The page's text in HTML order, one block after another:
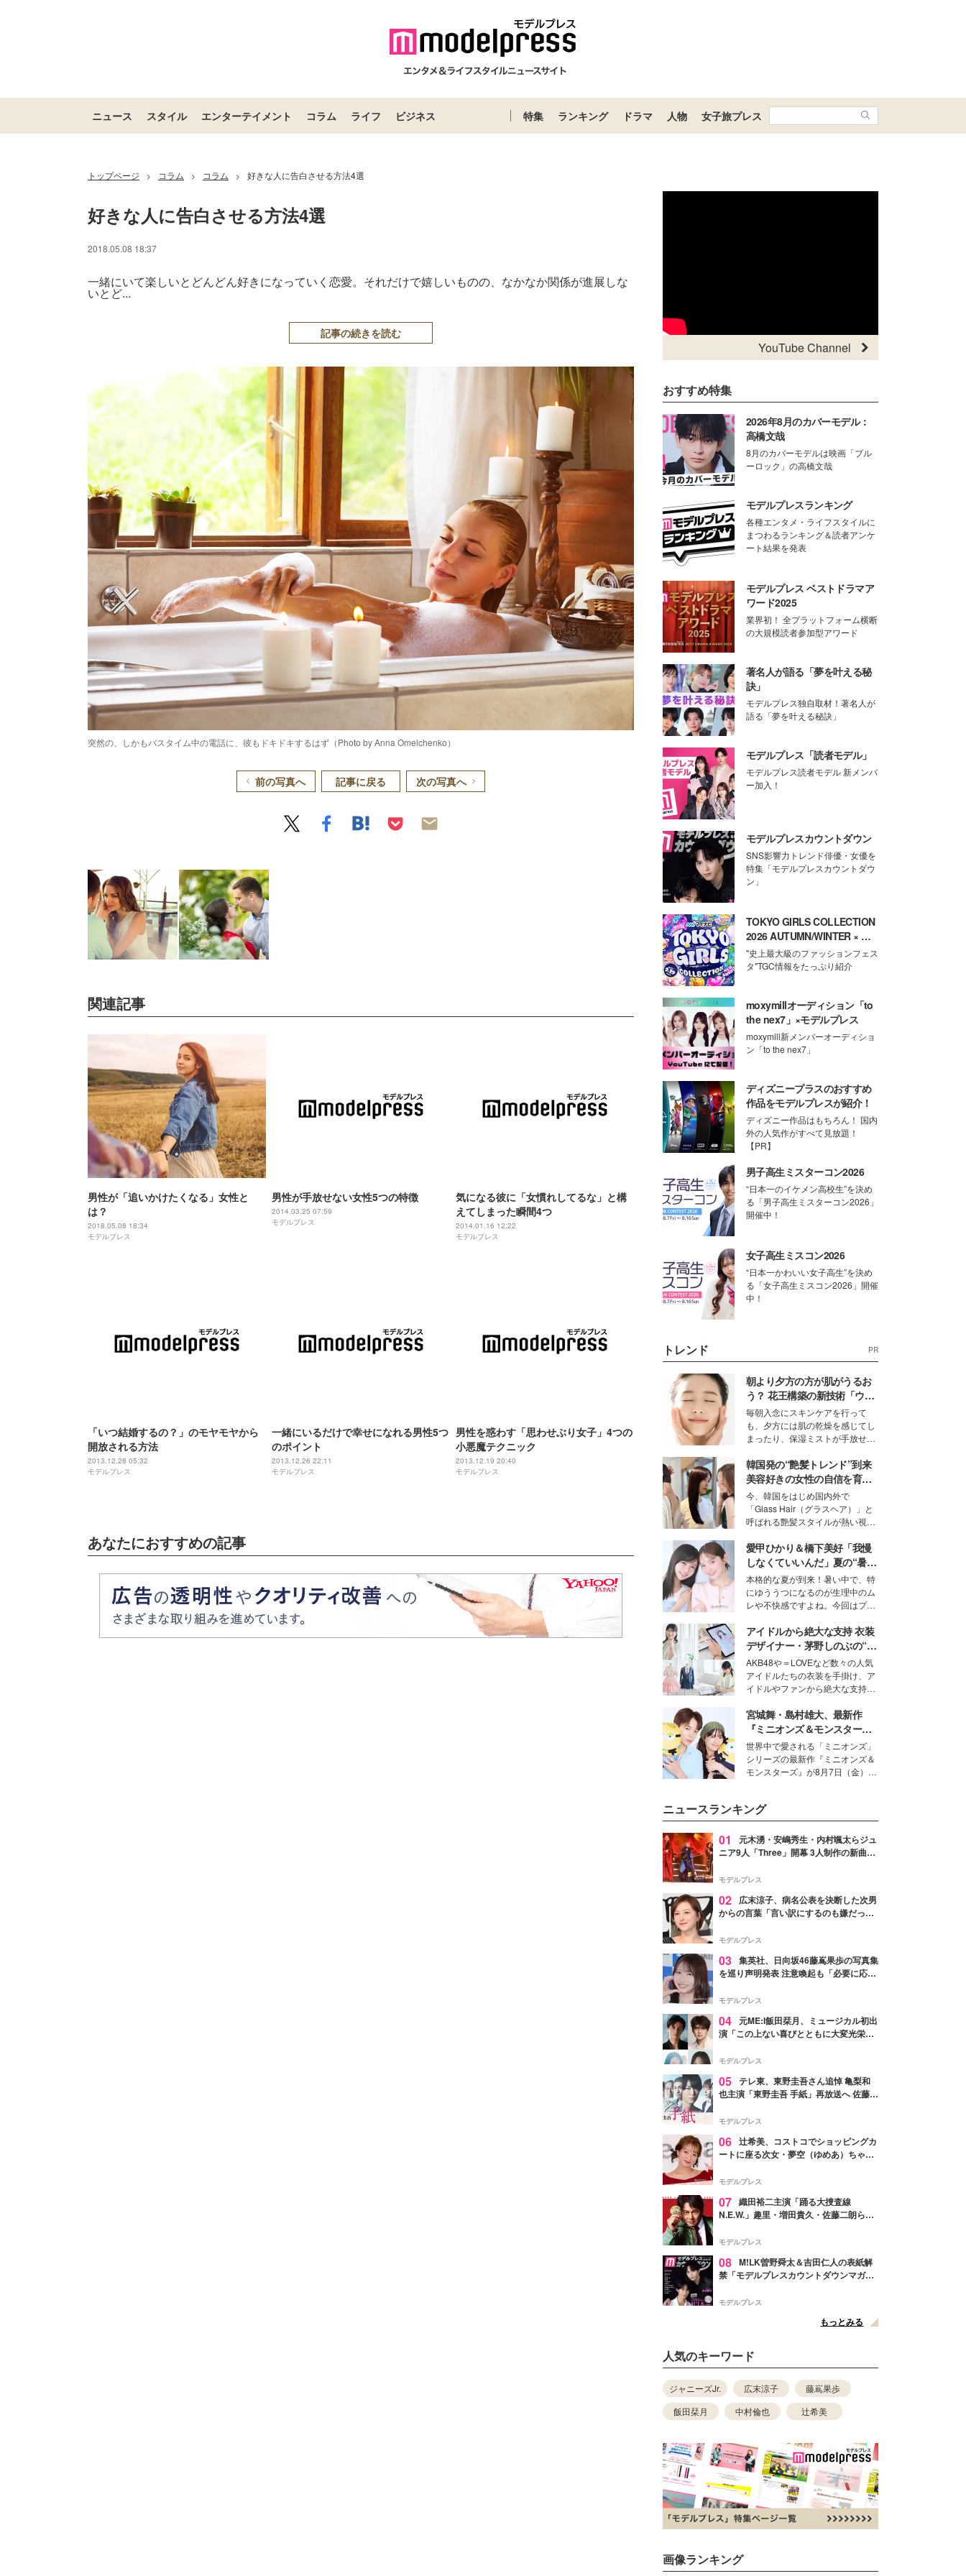
ニュース スタイル エンターテイメント コラム ライフ ビジネス 特集 ランキング ドラマ 人物 女子旅プレス
トップページ > コラム > コラム > 好きな人に告白させる方法4選
好きな人に告白させる方法4選
2018.05.08 18:37
一緒にいて楽しいとどんどん好きになっていく恋愛。それだけで嬉しいものの、なかなか関係が進展しな
いとど...
記事の続きを読む
突然の、しかもバスタイム中の電話に、彼もドキドキするはず（Photo by Anna Omelchenko）
前の写真へ 記事に戻る 次の写真へ
関連記事
男性が「追いかけたくなる」女性と
は？
2018.05.08 18:34
モデルプレス
男性が手放せない女性5つの特徴
2014.03.25 07:59
モデルプレス
気になる彼に「女慣れしてるな」と構
えてしまった瞬間4つ
2014.01.16 12:22
モデルプレス
「いつ結婚するの？」のモヤモヤから
開放される方法
2013.12.28 05:32
モデルプレス
一緒にいるだけで幸せになれる男性5つ
のポイント
2013.12.26 22:11
モデルプレス
男性を惑わす「思わせぶり女子」4つの
小悪魔テクニック
2013.12.19 20:40
モデルプレス
あなたにおすすめの記事
YouTube Channel
おすすめ特集
2026年8月のカバーモデル：
高橋文哉
8月のカバーモデルは映画「ブル
ーロック」の高橋文哉
モデルプレスランキング
各種エンタメ・ライフスタイルに
まつわるランキング＆読者アンケ
ート結果を発表
モデルプレス ベストドラマア
ワード2025
業界初！ 全プラットフォーム横断
の大規模読者参加型アワード
著名人が語る「夢を叶える秘
訣」
モデルプレス独自取材！著名人が
語る「夢を叶える秘訣」
モデルプレス「読者モデル」
モデルプレス読者モデル 新メンバ
ー加入！
モデルプレスカウントダウン
SNS影響力トレンド俳優・女優を
特集「モデルプレスカウントダウ
ン」
TOKYO GIRLS COLLECTION
2026 AUTUMN/WINTER × モ
デルプレス
"史上最大級のファッションフェス
タ"TGC情報をたっぷり紹介
moxymillオーディション「to
the nex7」×モデルプレス
moxymill新メンバーオーディショ
ン「to the nex7」
ディズニープラスのおすすめ
作品をモデルプレスが紹介！
ディズニー作品はもちろん！ 国内
外の人気作がすべて見放題！
【PR】
男子高生ミスターコン2026
“日本一のイケメン高校生”を決め
る「男子高生ミスターコン2026」
開催中！
女子高生ミスコン2026
“日本一かわいい女子高生”を決め
る「女子高生ミスコン2026」開催
中！
トレンド PR
朝より夕方の方が肌がうるお
う？ 花王構築の新技術「ウォ
ーターキャプチャリングスキ
ン（捕水肌）」がスキンケア
の常識を変える予感
毎朝入念にスキンケアを行って
も、夕方には肌の乾燥を感じてし
まったり、保湿ミストが手放せな
な美容の常識を大きく変える可能
性を秘めた、革新的な「Water
Capturing Skin（ウォーターキャ
プチャリングスキン：捕水肌）」
技術を、花王が構築した。
韓国発の“艶髪トレンド”到来
美容好きの女性の自信を育む
「ヘアケア事情」って？
今、韓国をはじめ国内外で
「Glass Hair（グラスヘア）」と
呼ばれる艶髪スタイルが熱い視線
ションの完成度を高めるベースと
して、“髪そのものの美しさ”に改
めて注目する人が増えている様
子。今回は、そんな憧れの艶やか
な髪を日常で叶える、美容好きの
女性たちのヘアケア事情を紹介し
ます。
愛甲ひかり＆橋下美好「我慢
しなくていいんだ」夏の“暑さ
対策”の新しい選択肢とは？
本格的な夏が到来！暑い中で、特
にゆううつになるのが生理中のム
レや不快感ですよね。今回はプラ
モデル・愛甲ひかりさんと橋下美
好さんを迎えて本音で女子会トー
ク。猛暑のお出かけを快適に過ご
すヒントや、2人が感動した夏の
生理の新常識にも迫りました。
アイドルから絶大な支持 衣装
デザイナー・茅野しのぶの“可
愛い”を作る美学＜「シチズン
クロスシー」インタビュー＞
AKB48や＝LOVEなど数々の人気
アイドルたちの衣装を手掛け、ア
イドルやファンから絶大な支持を
取締役兼クリエイティブディレク
ター・茅野しのぶ。一人ひとりの
個性に寄り添い、魅力を引き出す
衣装作りは、多くの女性たちに勇
気と自信を与え続けている。
宮城舞・島村雄大、最新作
『ミニオンズ＆モンスター
ズ』の魅力熱弁 ハチャメチャ
だけじゃない“友情と絆”に感
動
世界中で愛される「ミニオンズ」
シリーズの最新作『ミニオンズ＆
モンスターズ』が8月7日（金）に
デルの宮城舞と島村雄大の特別対
談をお届け！それぞれの視点か
ら、今作ならではの魅力や予想外
の感動をもたらす奥深いストーリ
た。
ニュースランキング
01
元木湧・安嶋秀生・内村颯太らジュ
ニア9人「Three」開幕 3人制作の新曲＆
進んで夢を掴みたい」【ゲネプロレポ】
モデルプレス
02
広末涼子、病名公表を決断した次男
からの言葉「言い訳にするのも嫌だっ
モデルプレス
03 集英社、日向坂46藤嶌果歩の写真集
を巡り声明発表 注意喚起も「必要に応じ
モデルプレス
04 元ME:I飯田栞月、ミュージカル初出
演「この上ない喜びとともに大変光栄」
ャスト発表
モデルプレス
05 テレ東、東野圭吾さん追悼 亀梨和
也主演「東野圭吾 手紙」再放送へ 佐藤隆
モデルプレス
06 辻希美、コストコでショッピングカ
ートに座る次女・夢空（ゆめあ）ちゃん
ぎ」「成長を感じる」の声
モデルプレス
07 織田裕二主演「踊る大捜査線
N.E.W.」趣里・増田貴久・佐藤二朗ら新
徴する“謎のキーワード”も
モデルプレス
08 M!LK曽野舜太＆吉田仁人の表紙解
禁「モデルプレスカウントダウンマガジ
モデルプレス
もっとみる
人気のキーワード
ジャニーズJr. 広末涼子
藤嶌果歩
飯田栞月
中村倫也 辻希美
画像ランキング